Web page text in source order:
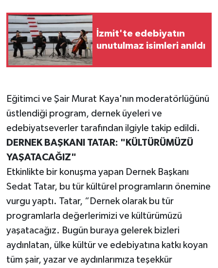
İzmit'te edebiyatın
unutulmaz isimleri anıldı
Eğitimci ve Şair Murat Kaya'nın moderatörlüğünü
üstlendiği program, dernek üyeleri ve
edebiyatseverler tarafından ilgiyle takip edildi.
DERNEK BAŞKANI TATAR: "KÜLTÜRÜMÜZÜ
YAŞATACAĞIZ"
Etkinlikte bir konuşma yapan Dernek Başkanı
Sedat Tatar, bu tür kültürel programların önemine
vurgu yaptı. Tatar, “Dernek olarak bu tür
programlarla değerlerimizi ve kültürümüzü
yaşatacağız. Bugün buraya gelerek bizleri
aydınlatan, ülke kültür ve edebiyatına katkı koyan
tüm şair, yazar ve aydınlarımıza teşekkür